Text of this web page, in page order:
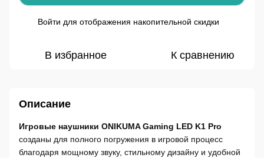
Войти для отображения накопительной скидки
В избранное К сравнению
Описание
Игровые наушники ONIKUMA Gaming LED K1 Pro
созданы для полного погружения в игровой процесс
благодаря мощному звуку, стильному дизайну и удобной